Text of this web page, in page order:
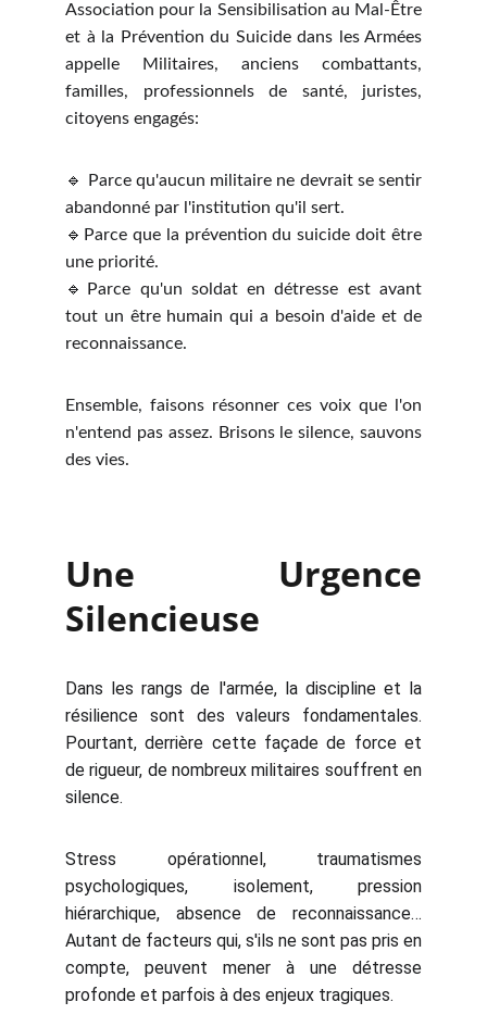
Association pour la Sensibilisation au Mal-Être
et à la Prévention du Suicide dans les Armées
appelle Militaires, anciens combattants,
familles, professionnels de santé, juristes,
citoyens engagés:
🔹 Parce qu'aucun militaire ne devrait se sentir
abandonné par l'institution qu'il sert.
🔹Parce que la prévention du suicide doit être
une priorité.
🔹Parce qu'un soldat en détresse est avant
tout un être humain qui a besoin d'aide et de
reconnaissance.
Ensemble, faisons résonner ces voix que l'on
n'entend pas assez. Brisons le silence, sauvons
des vies.
Une Urgence
Silencieuse
Dans les rangs de l'armée, la discipline et la
résilience sont des valeurs fondamentales.
Pourtant, derrière cette façade de force et
de rigueur, de nombreux militaires souffrent en
silence.
Stress opérationnel, traumatismes
psychologiques, isolement, pression
hiérarchique, absence de reconnaissance…
Autant de facteurs qui, s'ils ne sont pas pris en
compte, peuvent mener à une détresse
profonde et parfois à des enjeux tragiques.